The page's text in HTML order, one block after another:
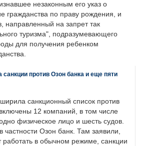
незаконным его указ о
гражданства по праву рождения, и
направленный на запрет так
туризма", подразумевающего
для получения ребенком
санкции против Озон банка и еще пяти
санкционный список против
12 компаний, в том числе
физическое лицо и шесть судов.
частности Озон банк. Там заявили,
работать в обычном режиме, санкции